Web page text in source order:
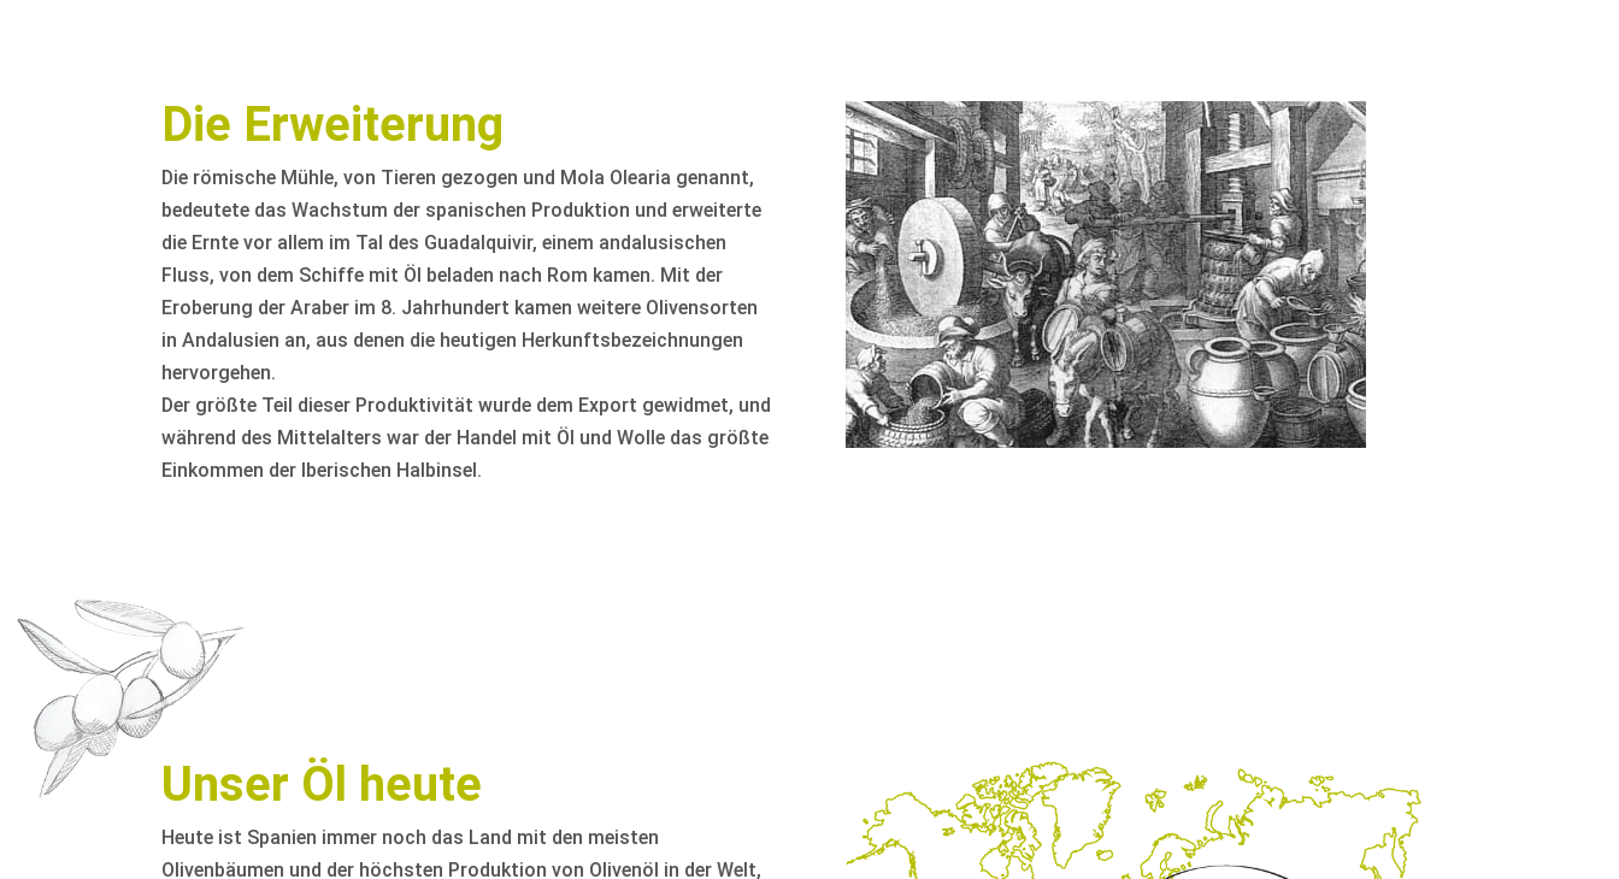
Die Erweiterung
Die römische Mühle, von Tieren gezogen und Mola Olearia genannt,
bedeutete das Wachstum der spanischen Produktion und erweiterte
die Ernte vor allem im Tal des Guadalquivir, einem andalusischen
Fluss, von dem Schiffe mit Öl beladen nach Rom kamen. Mit der
Eroberung der Araber im 8. Jahrhundert kamen weitere Olivensorten
in Andalusien an, aus denen die heutigen Herkunftsbezeichnungen
hervorgehen.
Der größte Teil dieser Produktivität wurde dem Export gewidmet, und
während des Mittelalters war der Handel mit Öl und Wolle das größte
Einkommen der Iberischen Halbinsel.
Unser Öl heute
Heute ist Spanien immer noch das Land mit den meisten
Olivenbäumen und der höchsten Produktion von Olivenöl in der Welt,